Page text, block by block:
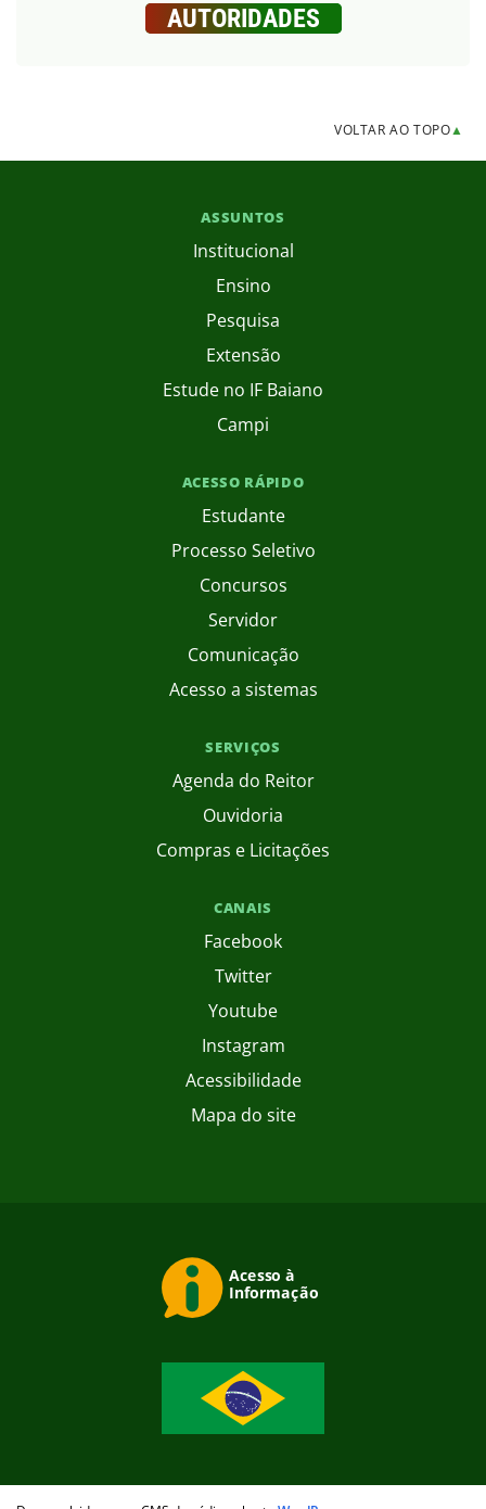
AUTORIDADES
VOLTAR AO TOPO▲
ASSUNTOS
Institucional
Ensino
Pesquisa
Extensão
Estude no IF Baiano
Campi
ACESSO RÁPIDO
Estudante
Processo Seletivo
Concursos
Servidor
Comunicação
Acesso a sistemas
SERVIÇOS
Agenda do Reitor
Ouvidoria
Compras e Licitações
CANAIS
Facebook
Twitter
Youtube
Instagram
Acessibilidade
Mapa do site